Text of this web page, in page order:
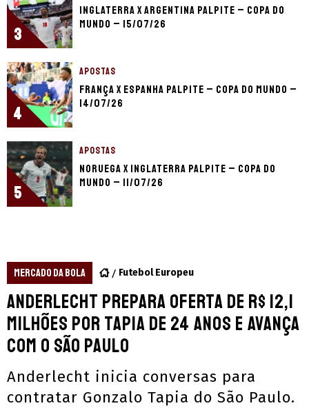
3
Inglaterra x Argentina palpite – Copa do
Mundo – 15/07/26
4
APOSTAS
França x Espanha palpite – Copa do Mundo –
14/07/26
5
APOSTAS
Noruega x Inglaterra palpite – Copa do
Mundo – 11/07/26
MERCADO DA BOLA Futebol Europeu
Anderlecht prepara oferta de R$ 12,1
milhões por Tapia de 24 anos e avança
com o São Paulo
Anderlecht inicia conversas para
contratar Gonzalo Tapia do São Paulo.